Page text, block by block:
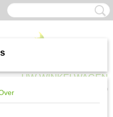
UW WINKELWAGEN
(0)